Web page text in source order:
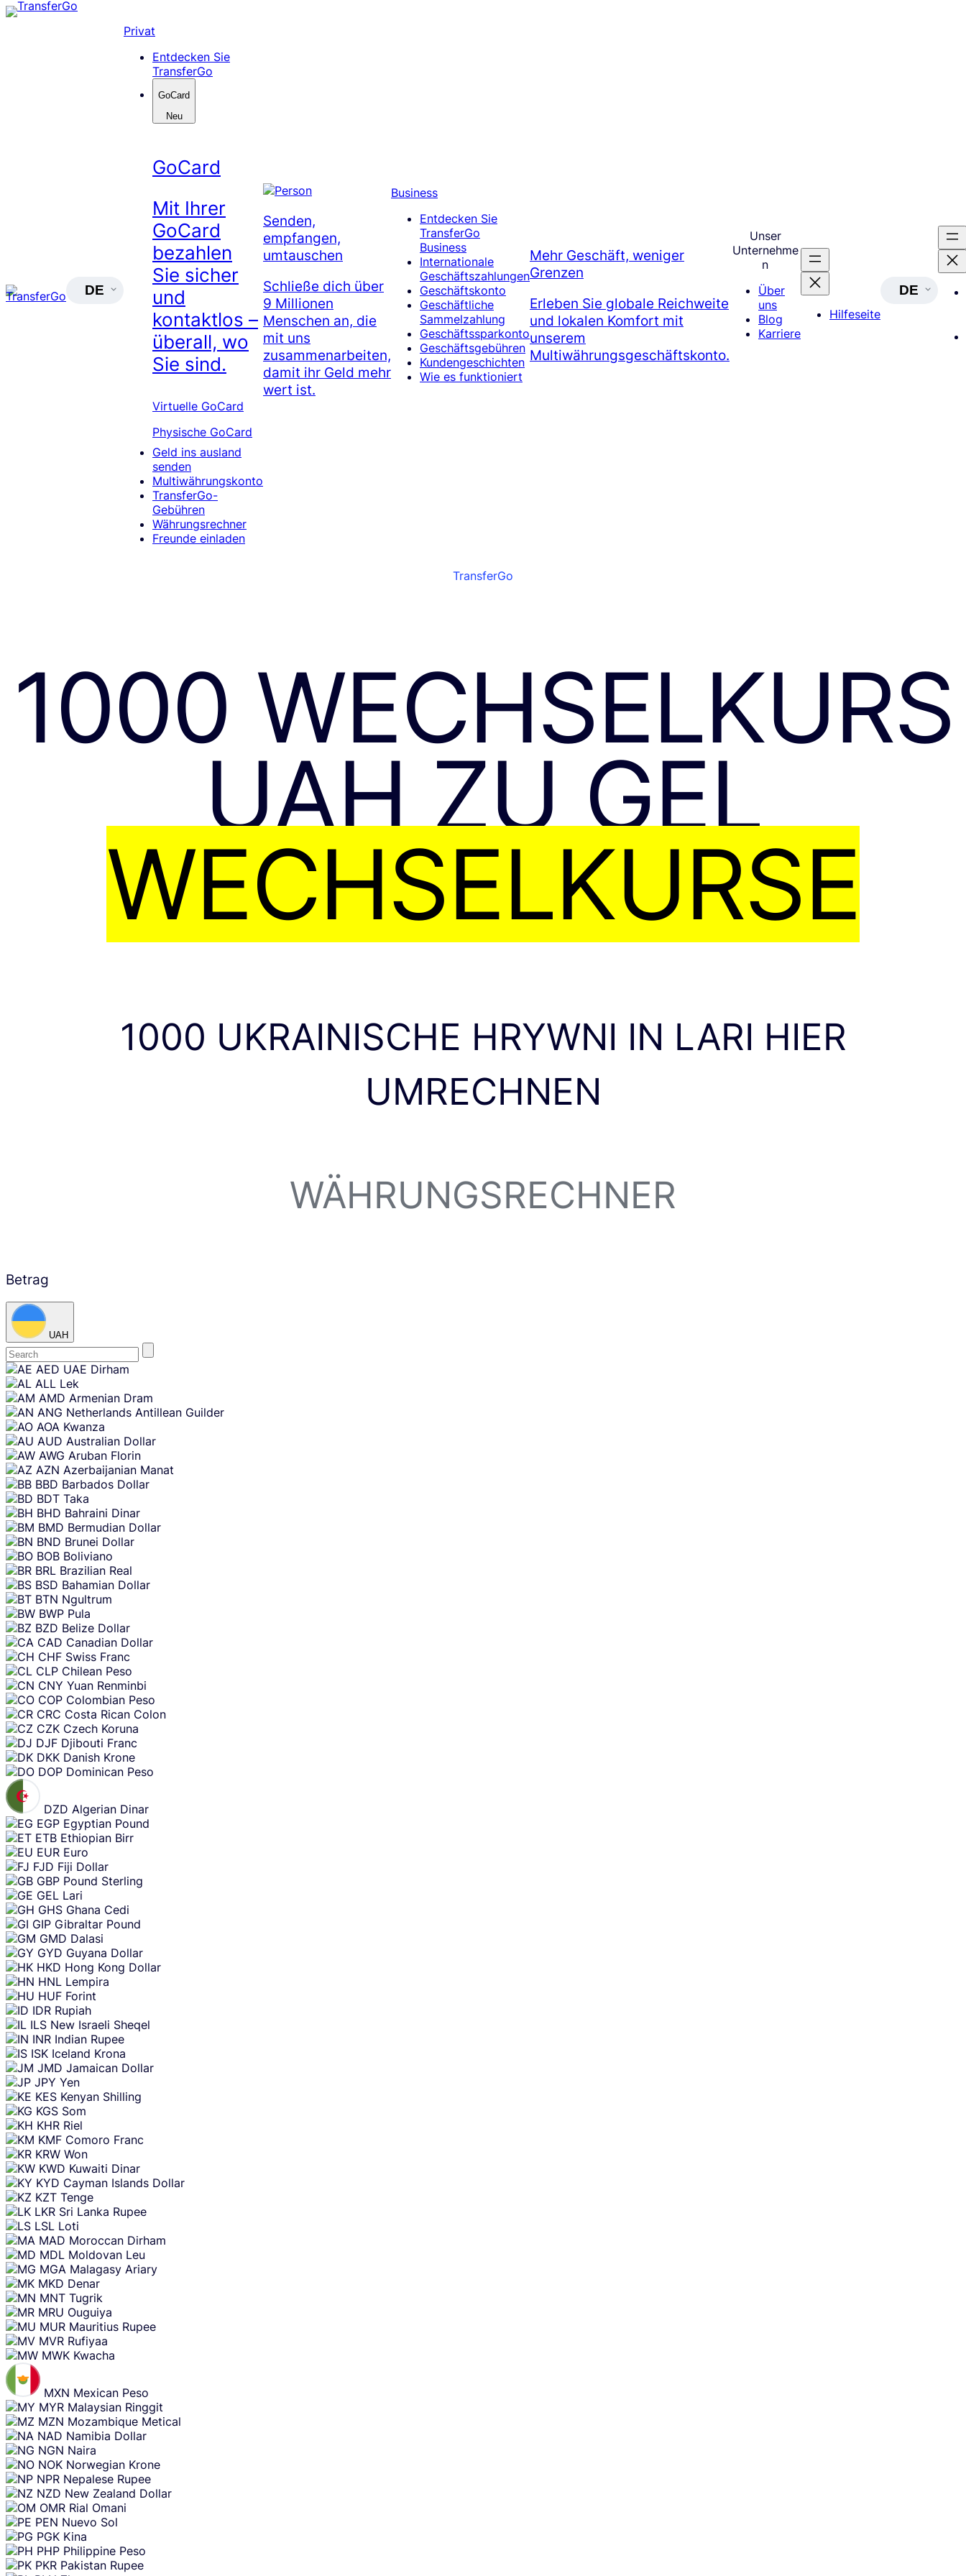
Skip
DE
Privat
Entdecken Sie
TransferGo
GoCard
Neu
GoCard
Mit Ihrer
GoCard
bezahlen
Sie sicher
und
kontaktlos –
überall, wo
Sie sind.
Virtuelle GoCard
Physische GoCard
Geld ins ausland
senden
Multiwährungskonto
TransferGo-
Gebühren
Währungsrechner
Freunde einladen
Senden,
empfangen,
umtauschen
Schließe dich über
9 Millionen
Menschen an, die
mit uns
zusammenarbeiten,
damit ihr Geld mehr
wert ist.
Business
Entdecken Sie
TransferGo
Business
Internationale
Geschäftszahlungen
Geschäftskonto
Geschäftliche
Sammelzahlung
Geschäftssparkonto
Geschäftsgebühren
Kundengeschichten
Wie es funktioniert
Mehr Geschäft, weniger
Grenzen
Erleben Sie globale Reichweite
und lokalen Komfort mit
unserem
Multiwährungsgeschäftskonto.
Unser
Unternehme
n
Über
uns
Blog
Karriere
Hilfeseite
DE
TransferGo
1000 WECHSELKURS
UAH ZU GEL
WECHSELKURSE
1000 UKRAINISCHE HRYWNI IN LARI HIER
UMRECHNEN
WÄHRUNGSRECHNER
Betrag
UAH
Skip
content
AED UAE Dirham
ALL Lek
AMD Armenian Dram
ANG Netherlands Antillean Guilder
AOA Kwanza
AUD Australian Dollar
AWG Aruban Florin
AZN Azerbaijanian Manat
BBD Barbados Dollar
BDT Taka
BHD Bahraini Dinar
BMD Bermudian Dollar
BND Brunei Dollar
BOB Boliviano
BRL Brazilian Real
BSD Bahamian Dollar
BTN Ngultrum
BWP Pula
BZD Belize Dollar
CAD Canadian Dollar
CHF Swiss Franc
CLP Chilean Peso
CNY Yuan Renminbi
COP Colombian Peso
CRC Costa Rican Colon
CZK Czech Koruna
DJF Djibouti Franc
DKK Danish Krone
DOP Dominican Peso
DZD Algerian Dinar
EGP Egyptian Pound
ETB Ethiopian Birr
EUR Euro
FJD Fiji Dollar
GBP Pound Sterling
GEL Lari
GHS Ghana Cedi
GIP Gibraltar Pound
GMD Dalasi
GYD Guyana Dollar
HKD Hong Kong Dollar
HNL Lempira
HUF Forint
IDR Rupiah
ILS New Israeli Sheqel
INR Indian Rupee
ISK Iceland Krona
JMD Jamaican Dollar
JPY Yen
KES Kenyan Shilling
KGS Som
KHR Riel
KMF Comoro Franc
KRW Won
KWD Kuwaiti Dinar
KYD Cayman Islands Dollar
KZT Tenge
LKR Sri Lanka Rupee
LSL Loti
MAD Moroccan Dirham
MDL Moldovan Leu
MGA Malagasy Ariary
MKD Denar
MNT Tugrik
MRU Ouguiya
MUR Mauritius Rupee
MVR Rufiyaa
MWK Kwacha
MXN Mexican Peso
MYR Malaysian Ringgit
MZN Mozambique Metical
NAD Namibia Dollar
NGN Naira
NOK Norwegian Krone
NPR Nepalese Rupee
NZD New Zealand Dollar
OMR Rial Omani
PEN Nuevo Sol
PGK Kina
PHP Philippine Peso
PKR Pakistan Rupee